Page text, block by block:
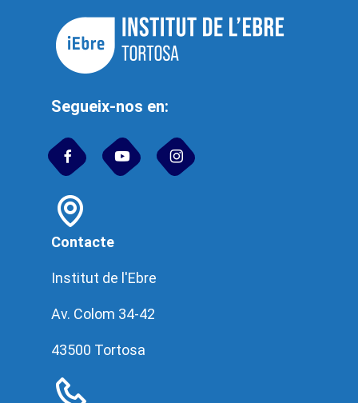
Segueix-nos en:
Contacte
Institut de l'Ebre
Av. Colom 34-42
43500 Tortosa